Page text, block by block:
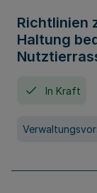
Richtlinien
Haltung
In Kraft